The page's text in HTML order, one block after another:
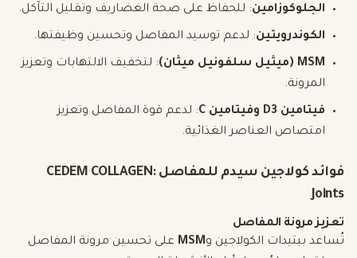
الجلوكوزامين: للحفاظ على صحة الغضاريف وتقليل التآكل.
الكوندرويتين: لدعم توسيد المفاصل وتحسين وظيفتها.
MSM (ميثيل سلفونيل ميثان)
: لتخفيف الالتهابات وتعزيز
المرونة.
فيتامين D3 وفيتامين C
: لدعم قوة المفاصل وتعزيز
امتصاص العناصر الغذائية.
فوائد كولاجين سيدم للمفاصل CEDEM COLLAGEN:
Joints
تعزيز مرونة المفاصل
تُساعد ببتيدات الكولاجين وMSM على تحسين مرونة المفاصل